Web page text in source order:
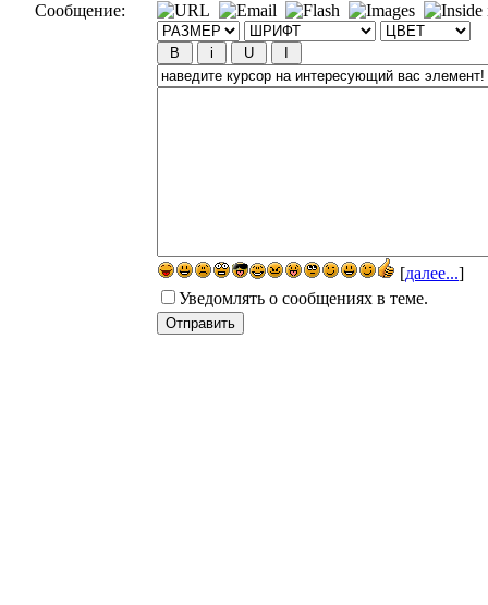
Сообщение:
[далее...]
Уведомлять о сообщениях в теме.